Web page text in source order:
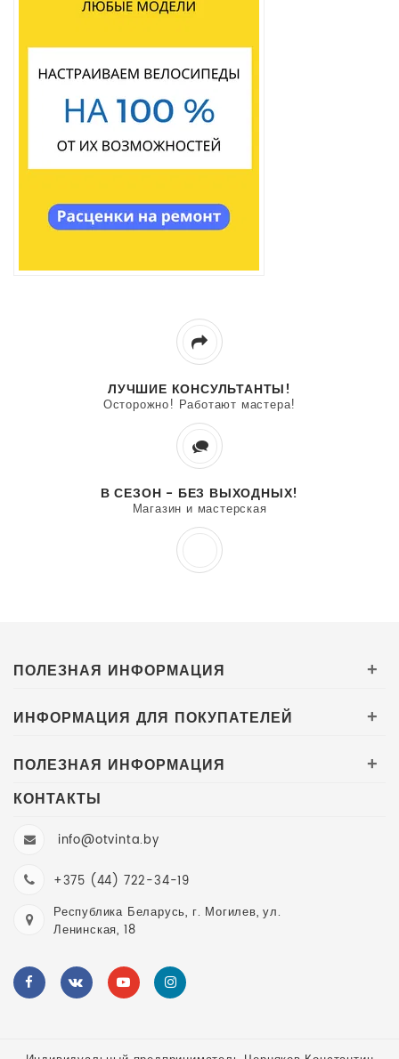
ЛУЧШИЕ КОНСУЛЬТАНТЫ!
Осторожно! Работают мастера!
В СЕЗОН - БЕЗ ВЫХОДНЫХ!
Магазин и мастерская
ПОЛЕЗНАЯ ИНФОРМАЦИЯ +
ИНФОРМАЦИЯ ДЛЯ ПОКУПАТЕЛЕЙ +
ПОЛЕЗНАЯ ИНФОРМАЦИЯ +
КОНТАКТЫ
info@otvinta.by
+375 (44) 722-34-19
Республика Беларусь, г. Могилев, ул.
Ленинская, 18